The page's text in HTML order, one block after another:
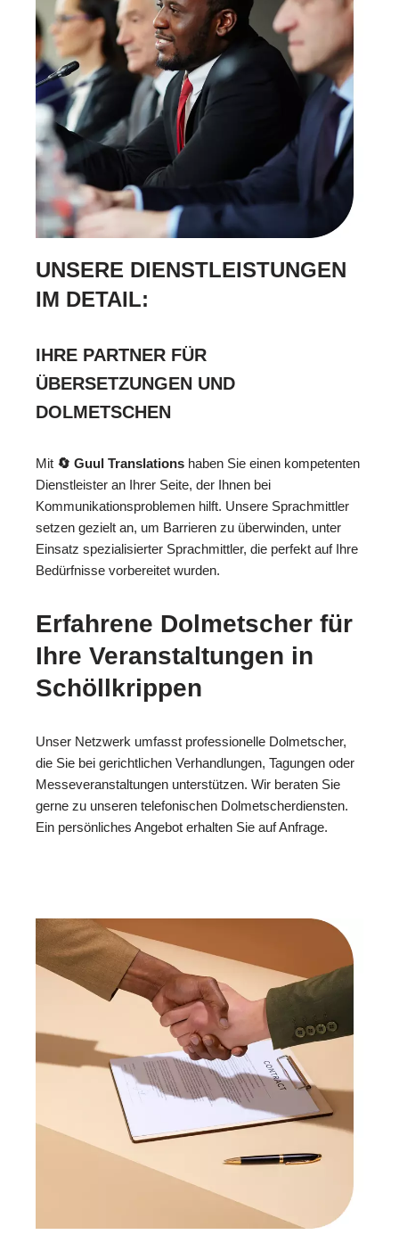
UNSERE DIENSTLEISTUNGEN
IM DETAIL:
IHRE PARTNER FÜR
ÜBERSETZUNGEN UND
DOLMETSCHEN
Mit 🔄 Guul Translations haben Sie einen kompetenten
Dienstleister an Ihrer Seite, der Ihnen bei
Kommunikationsproblemen hilft. Unsere Sprachmittler
setzen gezielt an, um Barrieren zu überwinden, unter
Einsatz spezialisierter Sprachmittler, die perfekt auf Ihre
Bedürfnisse vorbereitet wurden.
Erfahrene Dolmetscher für
Ihre Veranstaltungen in
Schöllkrippen
Unser Netzwerk umfasst professionelle Dolmetscher,
die Sie bei gerichtlichen Verhandlungen, Tagungen oder
Messeveranstaltungen unterstützen. Wir beraten Sie
gerne zu unseren telefonischen Dolmetscherdiensten.
Ein persönliches Angebot erhalten Sie auf Anfrage.